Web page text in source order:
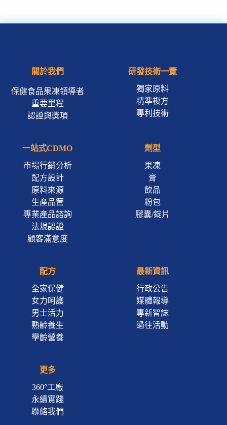
關於我們
保健食品果凍領導者
重要里程
認證與獎項
研發技術一覽
獨家原料
精準複方
專利技術
一站式CDMO
市場行銷分析
配方設計
原料來源
生產品管
專業產品諮詢
法規認證
顧客滿意度
劑型
果凍
膏
飲品
粉包
膠囊/錠片
配方
全家保健
女力呵護
男士活力
熟齡養生
學齡營養
最新資訊
行政公告
媒體報導
專新智誌
過往活動
更多
360°工廠
永續實踐
聯絡我們